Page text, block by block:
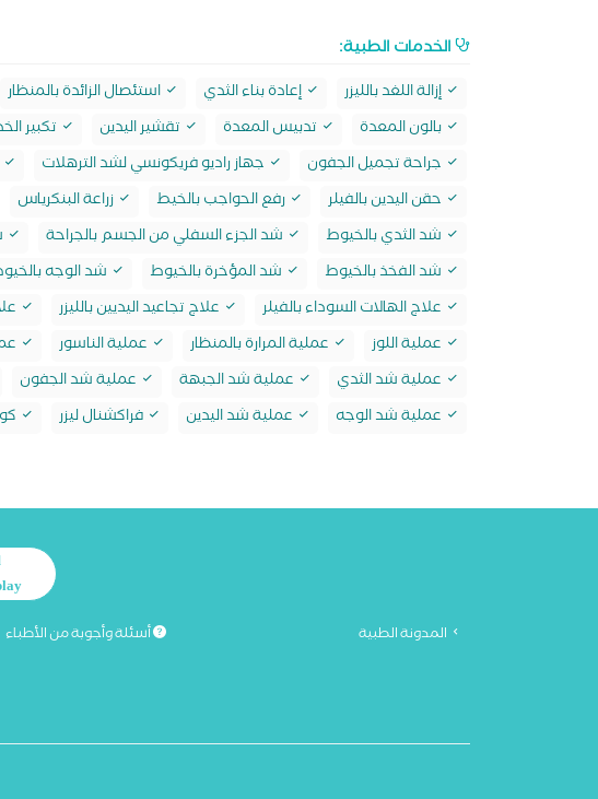
الخدمات الطبية:
إزالة اللغد بالليزر إعادة بناء الثدي استئصال الزائدة بالمنظار
بالون المعدة
تدبيس المعدة تقشير اليدين تكبير
جراحة تجميل الجفون
جهاز راديو فريكونسي لشد الترهلات
حقن اليدين بالفيلر
رفع الحواجب بالخيط زراعة البنكرياس
شد الثدي بالخيوط
شد الجزء السفلي من الجسم بالجراحة
شد الفخذ بالخيوط
شد المؤخرة بالخيوط شد الوجه
علاج الهالات السوداء بالفيلر
علاج تجاعيد اليديين بالليزر
عملية اللوز
عملية المرارة بالمنظار عملية الناسور
عملية شد الثدي
عملية شد الجبهة عملية شد الجفون
عملية شد الوجه
عملية شد اليدين فراكشنال ليزر
المدونة الطبية أسئلة وأجوبة من الأطباء